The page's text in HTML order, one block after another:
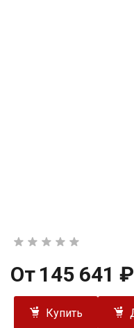
От 145 641 ₽
Купить